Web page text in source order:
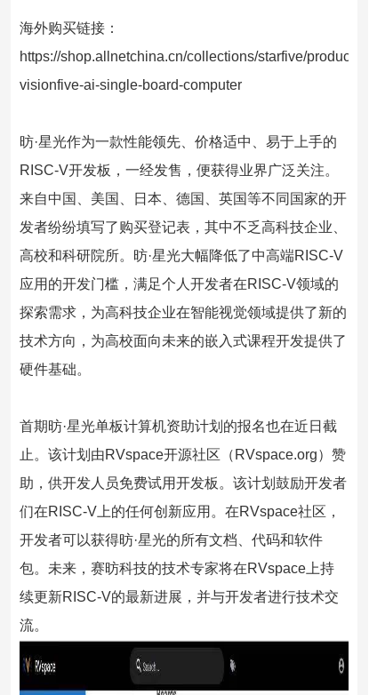
海外购买链接：
https://shop.allnetchina.cn/collections/starfive/products/
visionfive-ai-single-board-computer
昉·星光作为一款性能领先、价格适中、易于上手的
RISC-V开发板，一经发售，便获得业界广泛关注。
来自中国、美国、日本、德国、英国等不同国家的开
发者纷纷填写了购买登记表，其中不乏高科技企业、
高校和科研院所。昉·星光大幅降低了中高端RISC-V
应用的开发门槛，满足个人开发者在RISC-V领域的
探索需求，为高科技企业在智能视觉领域提供了新的
技术方向，为高校面向未来的嵌入式课程开发提供了
硬件基础。
首期昉·星光单板计算机资助计划的报名也在近日截
止。该计划由RVspace开源社区（RVspace.org）赞
助，供开发人员免费试用开发板。该计划鼓励开发者
们在RISC-V上的任何创新应用。在RVspace社区，
开发者可以获得昉·星光的所有文档、代码和软件
包。未来，赛昉科技的技术专家将在RVspace上持
续更新RISC-V的最新进展，并与开发者进行技术交
流。